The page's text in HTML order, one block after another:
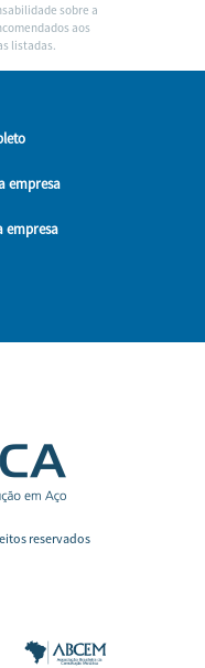
sobre a
aos
listadas.
empresa
empresa
reservados